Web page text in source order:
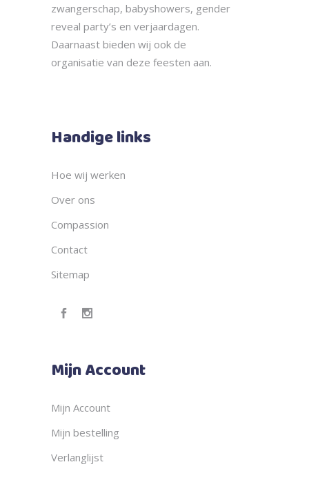
zwangerschap, babyshowers, gender
reveal party’s en verjaardagen.
Daarnaast bieden wij ook de
organisatie van deze feesten aan.
Handige links
Hoe wij werken
Over ons
Compassion
Contact
Sitemap
Mijn Account
Mijn Account
Mijn bestelling
Verlanglijst